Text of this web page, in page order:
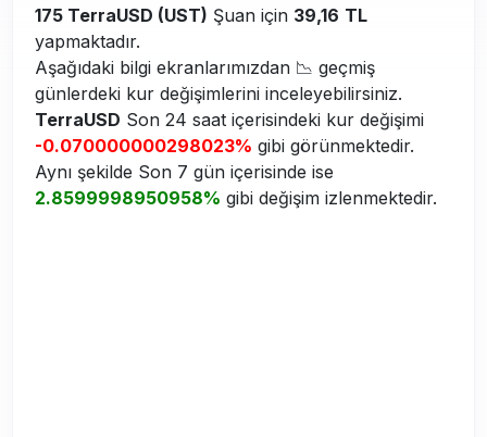
175 TerraUSD (UST) Şuan için 39,16 TL
yapmaktadır.
Aşağıdaki bilgi ekranlarımızdan 📉 geçmiş
günlerdeki kur değişimlerini inceleyebilirsiniz.
TerraUSD Son 24 saat içerisindeki kur değişimi
-0.070000000298023% gibi görünmektedir.
Aynı şekilde Son 7 gün içerisinde ise
2.8599998950958% gibi değişim izlenmektedir.